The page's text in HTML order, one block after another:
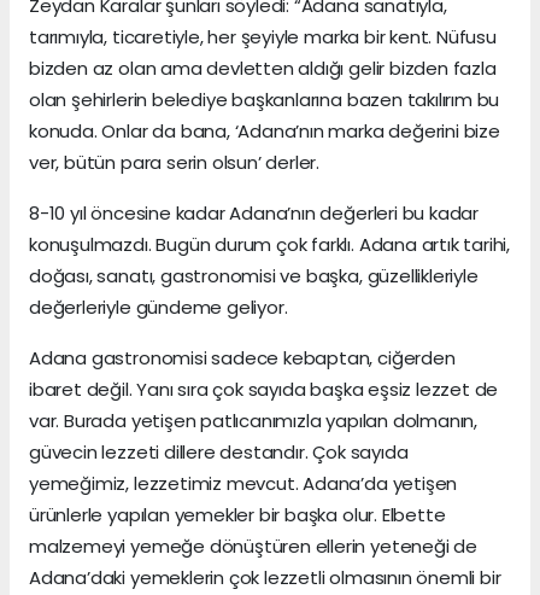
Zeydan Karalar şunları söyledi: “Adana sanatıyla,
tarımıyla, ticaretiyle, her şeyiyle marka bir kent. Nüfusu
bizden az olan ama devletten aldığı gelir bizden fazla
olan şehirlerin belediye başkanlarına bazen takılırım bu
konuda. Onlar da bana, ‘Adana’nın marka değerini bize
ver, bütün para serin olsun’ derler.
8-10 yıl öncesine kadar Adana’nın değerleri bu kadar
konuşulmazdı. Bugün durum çok farklı. Adana artık tarihi,
doğası, sanatı, gastronomisi ve başka, güzellikleriyle
değerleriyle gündeme geliyor.
Adana gastronomisi sadece kebaptan, ciğerden
ibaret değil. Yanı sıra çok sayıda başka eşsiz lezzet de
var. Burada yetişen patlıcanımızla yapılan dolmanın,
güvecin lezzeti dillere destandır. Çok sayıda
yemeğimiz, lezzetimiz mevcut. Adana’da yetişen
ürünlerle yapılan yemekler bir başka olur. Elbette
malzemeyi yemeğe dönüştüren ellerin yeteneği de
Adana’daki yemeklerin çok lezzetli olmasının önemli bir